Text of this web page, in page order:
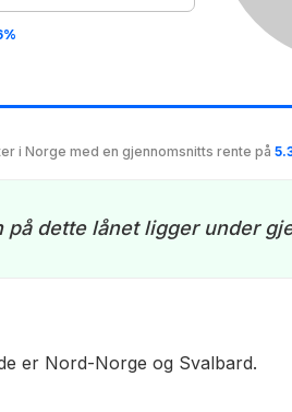
i Norge med en gjennomsnitts rente på
på dette lånet ligger under
er Nord-Norge og Svalbard.